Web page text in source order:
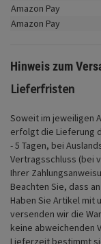
Amazon Pay
Amazon Pay
Hinweis zum
Lieferfristen
Soweit im jeweiligen
erfolgt die Lieferung
- 5 Tagen, bei
Vertragsschluss (bei
Ihrer
Beachten Sie, dass
Haben Sie Artikel
versenden wir die
keine abweichenden
Lieferzeit bestimmt